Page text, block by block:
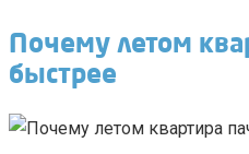
Почему летом
быстрее